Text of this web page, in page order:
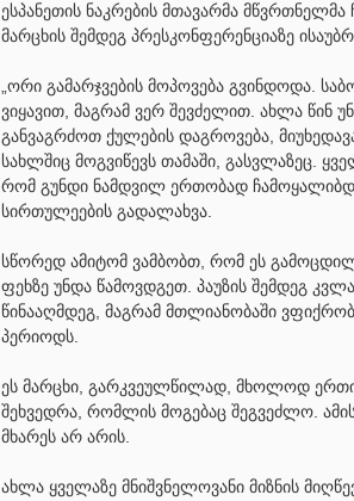
ესპანეთის ნაკრების მთავარმა
მარცხის შემდეგ პრესკონფერენციაზე
„ორი გამარჯვების მოპოვება გვინდოდა.
ვიყავით, მაგრამ ვერ შევძელით. ახლა
განვაგრძოთ ქულების დაგროვება,
სახლშიც მოგვიწევს თამაში, გასვლაზეც.
რომ გუნდი ნამდვილ ერთობად
სირთულეების გადალახვა.
სწორედ ამიტომ ვამბობთ, რომ ეს
ფეხზე უნდა წამოვდგეთ. პაუზის შემდეგ
წინააღმდეგ, მაგრამ მთლიანობაში
პერიოდს.
ეს მარცხი, გარკვეულწილად, მხოლოდ ერთი
შეხვედრა, რომლის მოგებაც შეგვეძლო.
მხარეს არ არის.
ახლა ყველაზე მნიშვნელოვანი მიზნის